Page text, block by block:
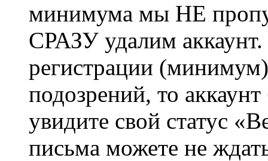
минимума мы НЕ
СРАЗУ удалим
регистрации
подозрений, то
увидите свой статус
письма можете не